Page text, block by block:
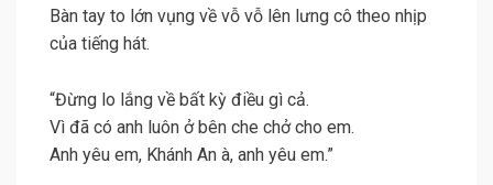
Bàn tay to lớn vụng về vỗ vỗ lên lưng cô theo nhịp
của tiếng hát.
“Đừng lo lắng về bất kỳ điều gì cả.
Vì đã có anh luôn ở bên che chở cho em.
Anh yêu em, Khánh An à, anh yêu em.”